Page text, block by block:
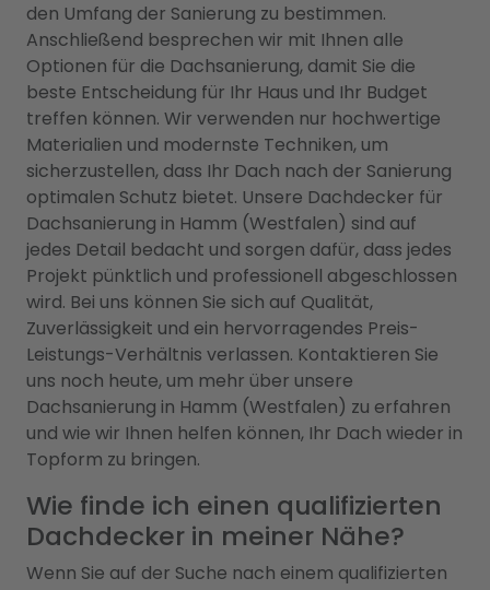
den Umfang der Sanierung zu bestimmen.
Anschließend besprechen wir mit Ihnen alle
Optionen für die Dachsanierung, damit Sie die
beste Entscheidung für Ihr Haus und Ihr Budget
treffen können. Wir verwenden nur hochwertige
Materialien und modernste Techniken, um
sicherzustellen, dass Ihr Dach nach der Sanierung
optimalen Schutz bietet. Unsere Dachdecker für
Dachsanierung in Hamm (Westfalen) sind auf
jedes Detail bedacht und sorgen dafür, dass jedes
Projekt pünktlich und professionell abgeschlossen
wird. Bei uns können Sie sich auf Qualität,
Zuverlässigkeit und ein hervorragendes Preis-
Leistungs-Verhältnis verlassen. Kontaktieren Sie
uns noch heute, um mehr über unsere
Dachsanierung in Hamm (Westfalen) zu erfahren
und wie wir Ihnen helfen können, Ihr Dach wieder in
Topform zu bringen.
Wie finde ich einen qualifizierten
Dachdecker in meiner Nähe?
Wenn Sie auf der Suche nach einem qualifizierten